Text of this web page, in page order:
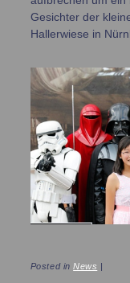
Gesichter der
Hallerwiese in
Posted inNews |